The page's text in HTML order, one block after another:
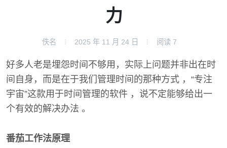
力
佚名 2025 年 11 月 24 日 阅读 7
好多人老是埋怨时间不够用，实际上问题并非出在时
间自身，而是在于我们管理时间的那种方式 ，“专注
宇宙”这款用于时间管理的软件 ，说不定能够给出一
个有效的解决办法 。
番茄工作法原理